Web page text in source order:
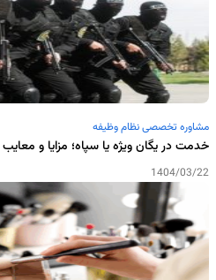
مشاوره تخصصی نظام وظیفه
خدمت در یگان ویژه یا سپاه؛ مزایا و معایب
1404/03/22